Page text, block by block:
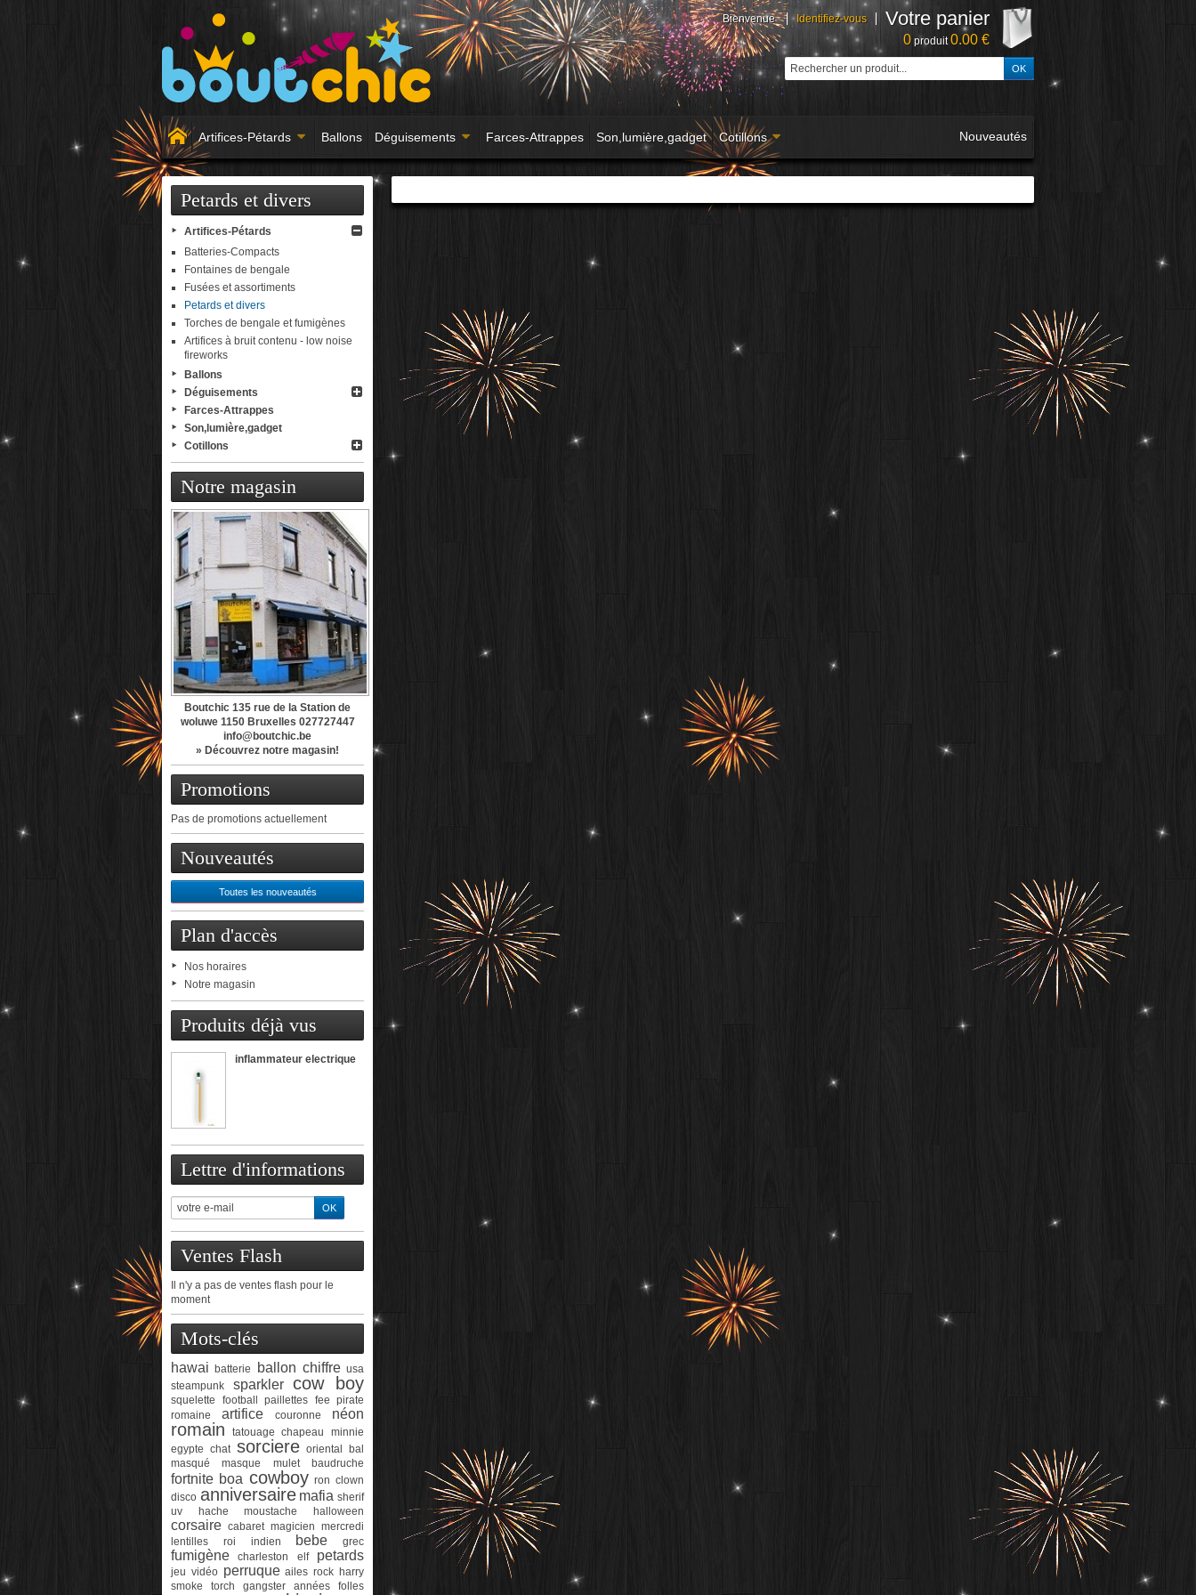
Bienvenue Identifiez-vous Votre panier
0 produit0.00 €
Nouveautés
Artifices-Pétards Ballons Déguisements Farces-Attrappes Son,lumière,gadget Cotillons
Petards et divers
Artifices-Pétards
Batteries-Compacts
Fontaines de bengale
Fusées et assortiments
Petards et divers
Torches de bengale et fumigènes
Artifices à bruit contenu - low noise
fireworks
Ballons
Déguisements
Farces-Attrappes
Son,lumière,gadget
Cotillons
Notre magasin
Boutchic 135 rue de la Station de
woluwe 1150 Bruxelles 027727447
info@boutchic.be
» Découvrez notre magasin!
Promotions
Pas de promotions actuellement
Nouveautés
Toutes les nouveautés
Plan d'accès
Nos horaires
Notre magasin
Produits déjà vus
inflammateur electrique
Lettre d'informations
Ventes Flash
Il n'y a pas de ventes flash pour le
moment
Mots-clés
hawai batterie ballon chiffre usa
steampunk
sparkler cow boy
squelette football paillettes fee pirate
romaine
artifice couronne néon
romain tatouage chapeau
minnie
egypte chat sorciere oriental bal
masqué
masque mulet baudruche
fortnite boa cowboy ron clown
disco anniversaire mafia sherif
uv
hache moustache halloween
corsaire cabaret magicien mercredi
lentilles
roi indien bebe grec
fumigène charleston elf petards
jeu vidéo perruque ailes rock harry
smoke torch
gangster années folles